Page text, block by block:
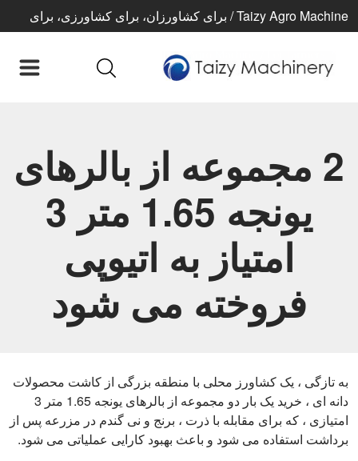
Taizy Agro Machine / برای کشاورزان، برای کشاورزی، برای
2 مجموعه از بالرهای
یونجه 1.65 متر 3
امتیاز به اتیوپی
فروخته می شود
به تازگی ، یک کشاورز محلی با منطقه بزرگی از کاشت محصولات
دانه ای ، خرید یک بار دو مجموعه از بالرهای یونجه 1.65 متر 3
امتیازی ، که برای مقابله با ذرت ، برنج و نی گندم در مزرعه پس از
برداشت استفاده می شود و باعث بهبود کارایی عملیاتی می شود.